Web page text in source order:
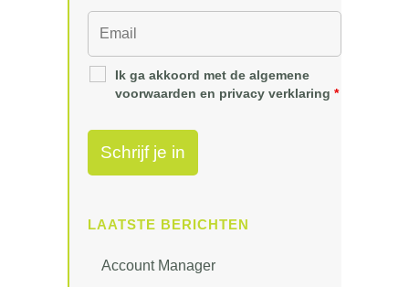
Ik ga akkoord met de algemene
voorwaarden en privacy verklaring *
LAATSTE BERICHTEN
Account Manager